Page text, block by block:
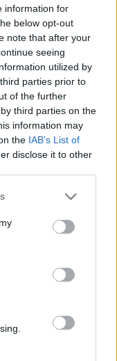
information for
below opt-out
note that after your
seeing
utilized by
parties prior to
of the further
third parties on the
information may
the IAB’s List of
disclose it to other
Themen
zunächst
Dich neu.
Besuch in
Punkte für Erfolge: 1.150